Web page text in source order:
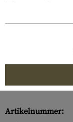
Artikelnummer: